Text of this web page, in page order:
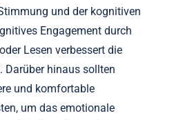
und der kognitiven
Engagement durch
Lesen verbessert die
Darüber hinaus sollten
und komfortable
um das emotionale